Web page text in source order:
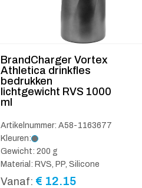
BrandCharger Vortex
Athletica drinkfles
bedrukken
lichtgewicht RVS 1000
ml
Artikelnummer: A58-1163677
Kleuren:
Gewicht: 200 g
Material: RVS, PP, Silicone
Vanaf: € 12.15